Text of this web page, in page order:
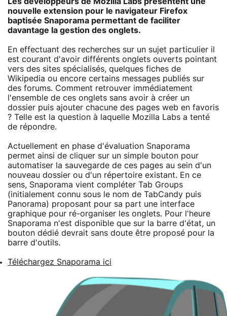
nouvelle extension pour le navigateur Firefox
baptisée Snaporama permettant de faciliter
davantage la gestion des onglets.
En effectuant des recherches sur un sujet particulier il
est courant d'avoir différents onglets ouverts pointant
vers des sites spécialisés, quelques fiches de
Wikipedia ou encore certains messages publiés sur
des forums. Comment retrouver immédiatement
l'ensemble de ces onglets sans avoir à créer un
dossier puis ajouter chacune des pages web en favoris
? Telle est la question à laquelle Mozilla Labs a tenté
de répondre.
Actuellement en phase d'évaluation Snaporama
permet ainsi de cliquer sur un simple bouton pour
automatiser la sauvegarde de ces pages au sein d'un
nouveau dossier ou d'un répertoire existant. En ce
sens, Snaporama vient compléter Tab Groups
(initialement connu sous le nom de TabCandy puis
Panorama) proposant pour sa part une interface
graphique pour ré-organiser les onglets. Pour l'heure
Snaporama n'est disponible que sur la barre d'état, un
bouton dédié devrait sans doute être proposé pour la
barre d'outils.
Téléchargez Snaporama ici